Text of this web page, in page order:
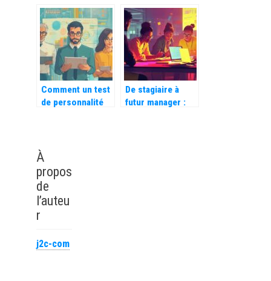
grace a un
module de
gestion des
entretiens
pour la gestion du
flux numerique
Comment un test
de personnalité
De stagiaire à
futur manager :
À
propos
de
l’auteu
r
j2c-com